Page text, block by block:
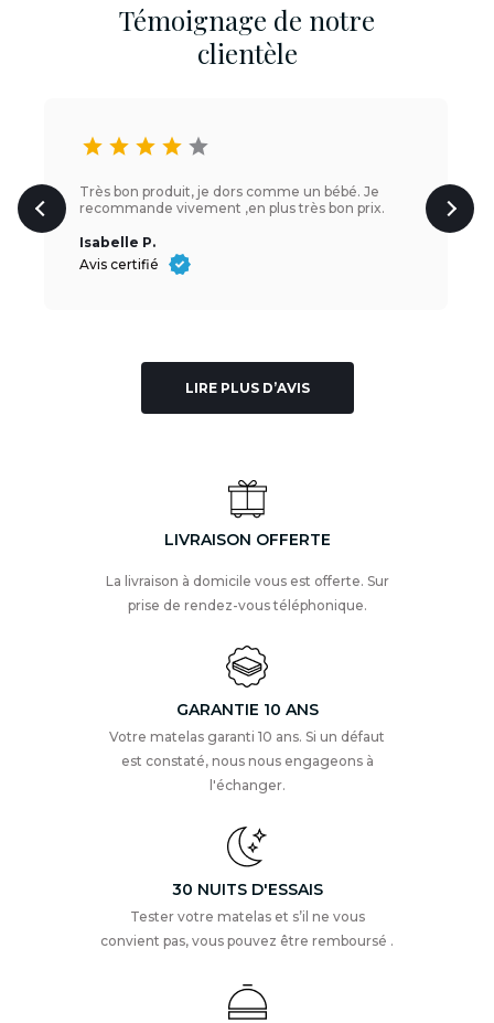
Témoignage de notre
clientèle
star star star star star
Très bon produit, je dors comme un bébé. Je
recommande vivement ,en plus très bon prix.
Isabelle P.
Avis certifié
LIRE PLUS D’AVIS
LIVRAISON OFFERTE
La livraison à domicile vous est offerte. Sur
prise de rendez-vous téléphonique.
GARANTIE 10 ANS
Votre matelas garanti 10 ans. Si un défaut
est constaté, nous nous engageons à
l'échanger.
30 NUITS D'ESSAIS
Tester votre matelas et s’il ne vous
convient pas, vous pouvez être remboursé .